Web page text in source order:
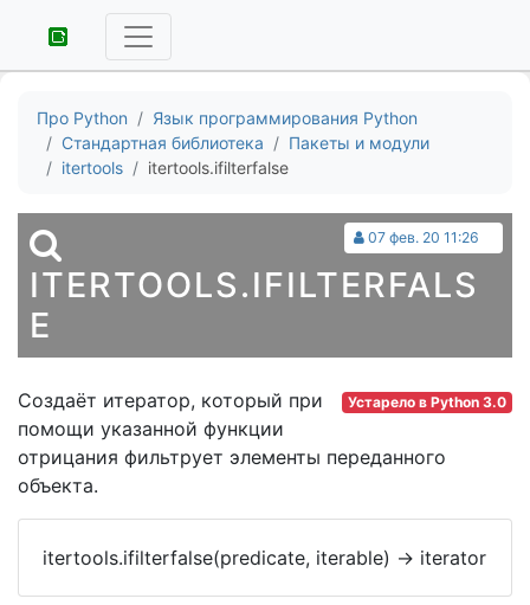
Про Python
Язык программирования Python
Стандартная библиотека
Пакеты и модули
itertools
itertools.ifilterfalse
07 фев. 20 11:26
ITERTOOLS.IFILTERFALS
E
Устарело в Python 3.0
Создаёт итератор, который при
помощи указанной функции
отрицания фильтрует элементы переданного
объекта.
itertools.ifilterfalse(predicate, iterable) -> iterator